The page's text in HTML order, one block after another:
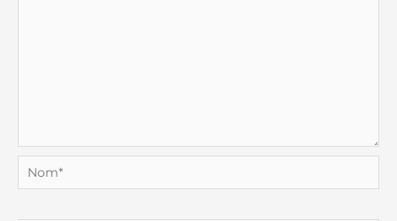
Nom*